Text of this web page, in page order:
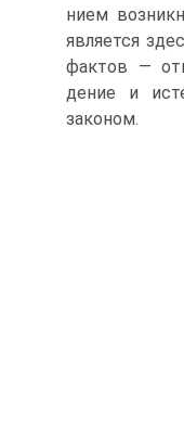
нием
является
фактов —
дение и
законом.